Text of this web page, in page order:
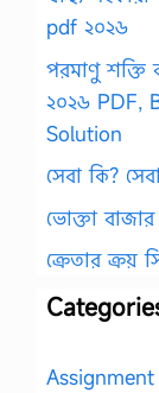
pdf ২০২৬
পরমাণু শক্তি
২০২৬ PDF,
Solution
সেবা কি?
ভোক্তা বাজার
ক্রেতার ক্রয়
Assignment